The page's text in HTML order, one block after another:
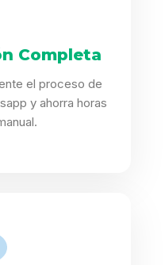
Completa
el proceso de
y ahorra horas